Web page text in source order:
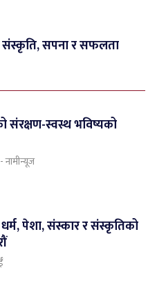
संस्कृति, सपना र सफलता
संरक्षण-स्वस्थ भविष्यको
पेशा, संस्कार र संस्कृतिको